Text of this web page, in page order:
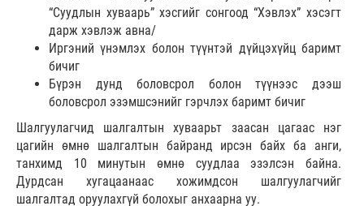
“Суудлын хуваарь” хэсгийг сонгоод “Хэвлэх” хэсэгт
дарж хэвлэж авна/
Иргэний үнэмлэх болон түүнтэй дүйцэхүйц баримт
бичиг
Бүрэн дунд боловсрол болон түүнээс дээш
боловсрол эзэмшсэнийг гэрчлэх баримт бичиг
Шалгуулагчид шалгалтын хуваарьт заасан цагаас нэг
цагийн өмнө шалгалтын байранд ирсэн байх ба анги,
танхимд 10 минутын өмнө суудлаа эзэлсэн байна.
Дурдсан хугацаанаас хожимдсон шалгуулагчийг
шалгалтад оруулахгүй болохыг анхаарна уу.